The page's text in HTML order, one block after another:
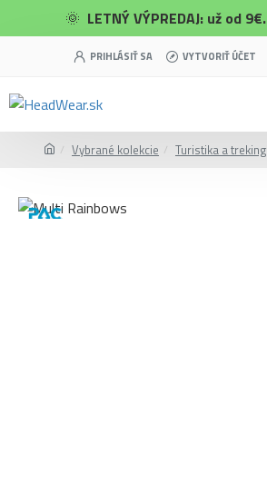
🌞 LETNÝ VÝPREDAJ: už od 9€.
PRIHLÁSIŤ SA VYTVORIŤ ÚČET
Vybrané kolekcie Turistika a treking